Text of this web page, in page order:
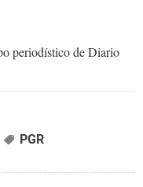
periodístico de Diario
PGR